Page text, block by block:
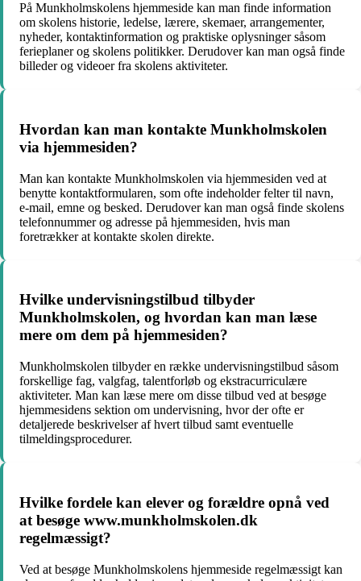
På Munkholmskolens hjemmeside kan man finde information
om skolens historie, ledelse, lærere, skemaer, arrangementer,
nyheder, kontaktinformation og praktiske oplysninger såsom
ferieplaner og skolens politikker. Derudover kan man også finde
billeder og videoer fra skolens aktiviteter.
Hvordan kan man kontakte Munkholmskolen
via hjemmesiden?
Man kan kontakte Munkholmskolen via hjemmesiden ved at
benytte kontaktformularen, som ofte indeholder felter til navn,
e-mail, emne og besked. Derudover kan man også finde skolens
telefonnummer og adresse på hjemmesiden, hvis man
foretrækker at kontakte skolen direkte.
Hvilke undervisningstilbud tilbyder
Munkholmskolen, og hvordan kan man læse
mere om dem på hjemmesiden?
Munkholmskolen tilbyder en række undervisningstilbud såsom
forskellige fag, valgfag, talentforløb og ekstracurriculære
aktiviteter. Man kan læse mere om disse tilbud ved at besøge
hjemmesidens sektion om undervisning, hvor der ofte er
detaljerede beskrivelser af hvert tilbud samt eventuelle
tilmeldingsprocedurer.
Hvilke fordele kan elever og forældre opnå ved
at besøge www.munkholmskolen.dk
regelmæssigt?
Ved at besøge Munkholmskolens hjemmeside regelmæssigt kan